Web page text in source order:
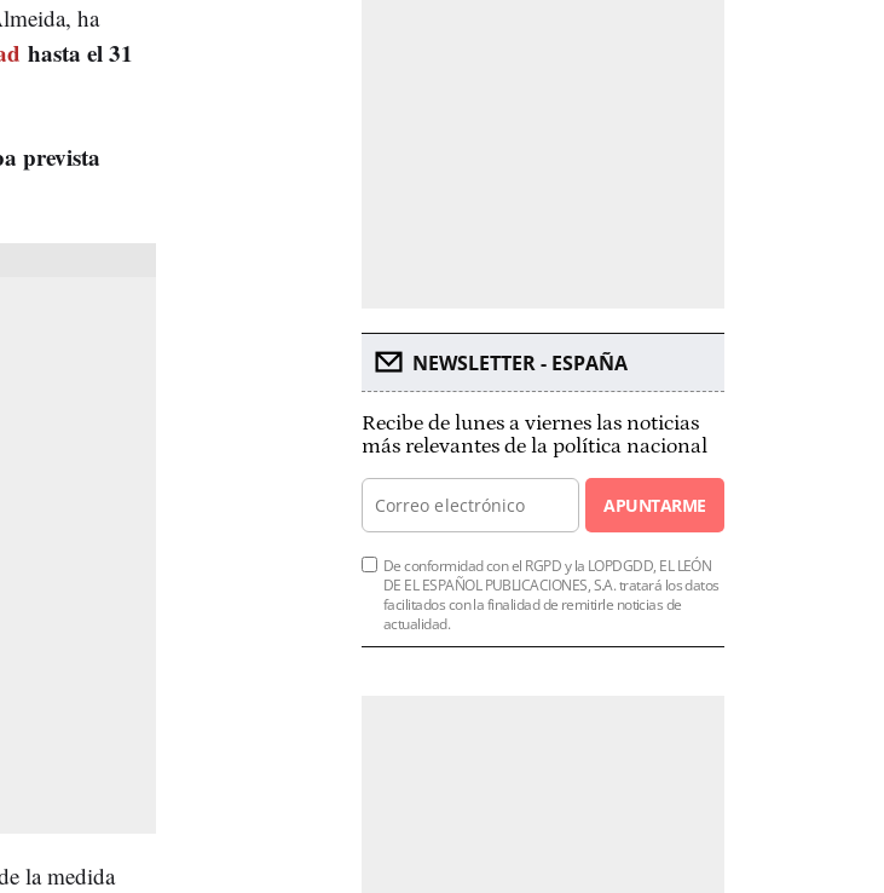
ha
hasta el 31
prevista
la medida
NEWSLETTER - ESPAÑA
Recibe de lunes a viernes las noticias
más relevantes de la política nacional
APUNTARME
De conformidad con el RGPD y la LOPDGDD, EL LEÓN
DE EL ESPAÑOL PUBLICACIONES, S.A. tratará los datos
facilitados con la finalidad de remitirle noticias de
actualidad.